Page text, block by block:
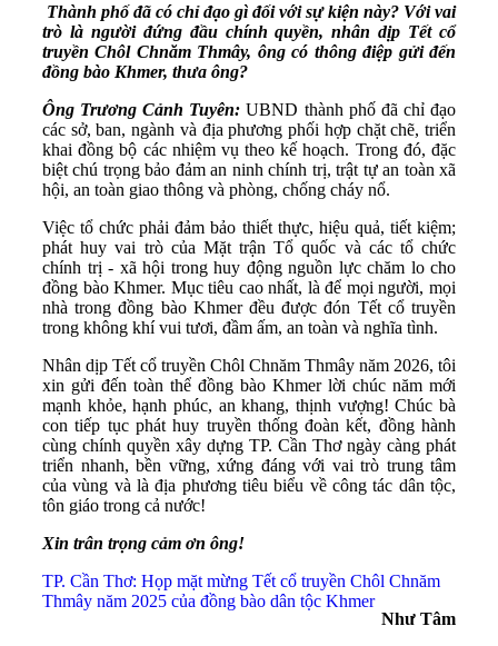
Thành phố đã có chỉ đạo gì đối với sự kiện này? Với vai
trò là người đứng đầu chính quyền, nhân dịp Tết cổ
truyềnChôl Chnăm Thmây, ông có thông điệp gửi đến
đồng bào Khmer, thưa ông?
Ông Trương Cảnh Tuyên:UBND thành phố đã chỉ đạo
các sở, ban, ngành và địa phương phối hợp chặt chẽ, triển
khai đồng bộ các nhiệm vụ theo kế hoạch. Trong đó, đặc
biệt chú trọng bảo đảm an ninh chính trị, trật tự an toàn xã
hội, an toàn giao thông và phòng, chống cháy nổ.
Việc tổ chức phải đảm bảo thiết thực, hiệu quả, tiết kiệm;
phát huy vai trò của Mặt trận Tổ quốc và các tổ chức
chính trị - xã hội trong huy động nguồn lực chăm lo cho
đồng bào Khmer. Mục tiêu cao nhất, là để mọi người, mọi
nhà trong đồng bào Khmer đều được đón Tết cổ truyền
trong không khí vui tươi, đầm ấm, an toàn và nghĩa tình.
Nhân dịp Tết cổ truyền Chôl Chnăm Thmây năm 2026, tôi
xin gửi đến toàn thể đồng bào Khmer lời chúc năm mới
mạnh khỏe, hạnh phúc, an khang, thịnh vượng! Chúc bà
con tiếp tục phát huy truyền thống đoàn kết, đồng hành
cùng chính quyền xây dựng TP. Cần Thơ ngày càng phát
triển nhanh, bền vững, xứng đáng với vai trò trung tâm
của vùng và là địa phương tiêu biểu về công tác dân tộc,
tôn giáo trong cả nước!
Xin trân trọng cảm ơn ông!
TP. Cần Thơ: Họp mặt mừng Tết cổ truyền Chôl Chnăm
Thmây năm 2025 của đồng bào dân tộc Khmer
Như Tâm